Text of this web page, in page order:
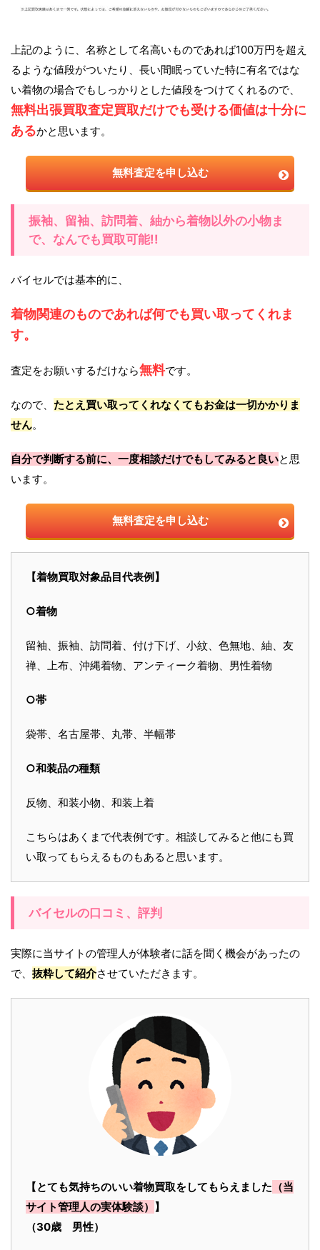
上記のように、名称として名高いものであれば100万円を超え
るような値段がついたり、長い間眠っていた特に有名ではな
い着物の場合でもしっかりとした値段をつけてくれるので、
無料出張買取査定買取だけでも受ける価値は十分に
あるかと思います。
無料査定を申し込む
振袖、留袖、訪問着、紬から着物以外の小物ま
で、なんでも買取可能!!
バイセルでは基本的に、
着物関連のものであれば何でも買い取ってくれま
す。
査定をお願いするだけなら無料です。
なので、 たとえ買い取ってくれなくてもお金は一切かかりま
せん。
自分で判断する前に、一度相談だけでもしてみると良いと思
います。
無料査定を申し込む
【着物買取対象品目代表例】
○着物
留袖、振袖、訪問着、付け下げ、小紋、色無地、紬、友
禅、上布、沖縄着物、アンティーク着物、男性着物
○帯
袋帯、名古屋帯、丸帯、半幅帯
○和装品の種類
反物、和装小物、和装上着
こちらはあくまで代表例です。相談してみると他にも買
い取ってもらえるものもあると思います。
バイセルの口コミ、評判
実際に当サイトの管理人が体験者に話を聞く機会があったの
で、 抜粋して紹介させていただきます。
【とても気持ちのいい着物買取をしてもらえました （当
サイト管理人の実体験談） 】
（30歳 男性）